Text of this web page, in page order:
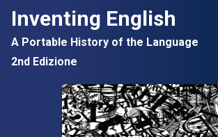
Passa al contenuto principale
Inventing English
A Portable History of the Language
2nd Edizione